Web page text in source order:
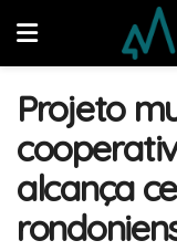
Projeto
alcança